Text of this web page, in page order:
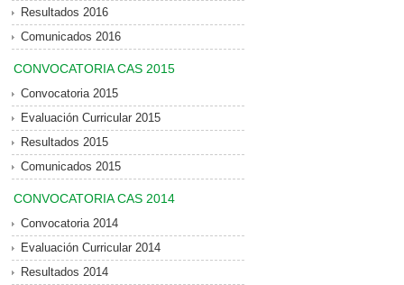
Resultados 2016
Comunicados 2016
CONVOCATORIA CAS 2015
Convocatoria 2015
Evaluación Curricular 2015
Resultados 2015
Comunicados 2015
CONVOCATORIA CAS 2014
Convocatoria 2014
Evaluación Curricular 2014
Resultados 2014